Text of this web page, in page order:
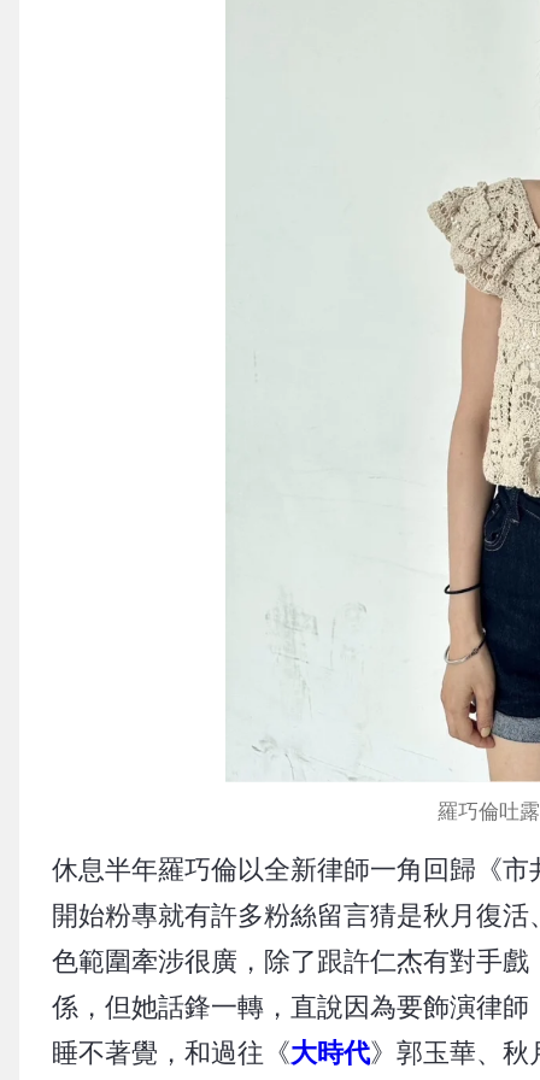
羅巧倫吐
休息半年羅巧倫以全新律師一角回歸《
開始粉專就有許多粉絲留言猜是秋月復
色範圍牽涉很廣，除了跟許仁杰有對手
係，但她話鋒一轉，直說因為要飾演律
睡不著覺，和過往《大時代》郭玉華、秋